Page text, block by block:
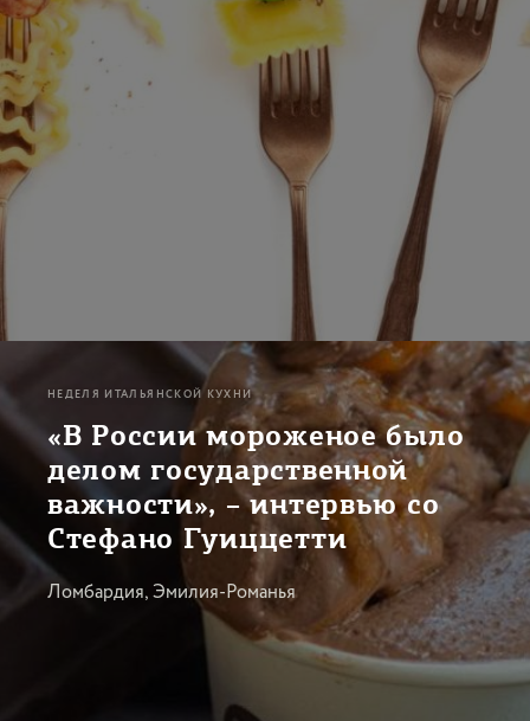
НЕДЕЛЯ ИТАЛЬЯНСКОЙ КУХНИ
«В России мороженое было
делом государственной
важности», – интервью со
Стефано Гуиццетти
Ломбардия, Эмилия-Романья